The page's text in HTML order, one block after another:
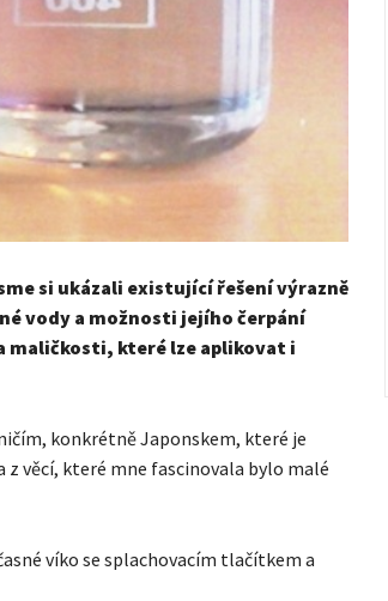
si ukázali existující řešení výrazně
vody a možnosti jejího čerpání
maličkosti, které lze aplikovat i
konkrétně Japonskem, které je
věcí, které mne fascinovala bylo malé
víko se splachovacím tlačítkem a